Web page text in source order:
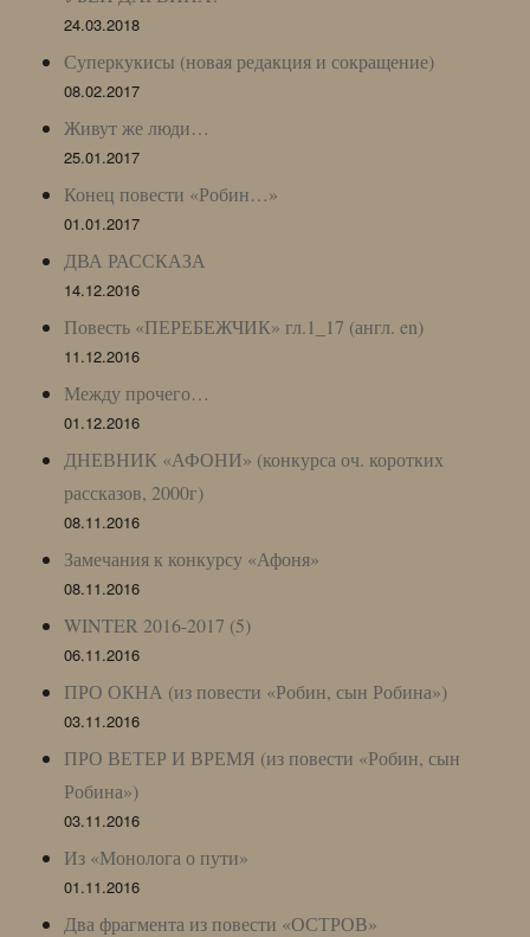
24.03.2018
Суперкукисы (новая редакция и сокращение)
08.02.2017
Живут же люди…
25.01.2017
Конец повести «Робин…»
01.01.2017
ДВА РАССКАЗА
14.12.2016
Повесть «ПЕРЕБЕЖЧИК» гл.1_17 (англ. en)
11.12.2016
Между прочего…
01.12.2016
ДНЕВНИК «АФОНИ» (конкурса оч. коротких
рассказов, 2000г)
08.11.2016
Замечания к конкурсу «Афоня»
08.11.2016
WINTER 2016-2017 (5)
06.11.2016
ПРО ОКНА (из повести «Робин, сын Робина»)
03.11.2016
ПРО ВЕТЕР И ВРЕМЯ (из повести «Робин, сын
Робина»)
03.11.2016
Из «Монолога о пути»
01.11.2016
Два фрагмента из повести «ОСТРОВ»